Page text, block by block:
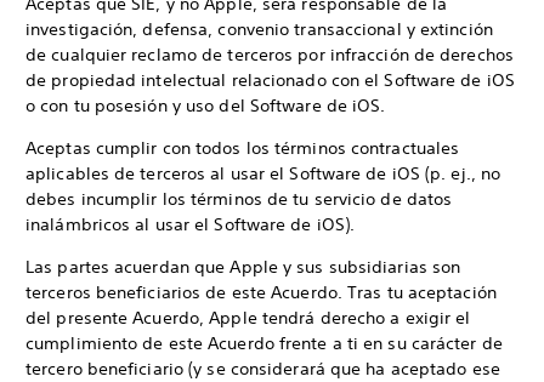
investigación, defensa, convenio transaccional y extinción
de cualquier reclamo de terceros por infracción de derechos
de propiedad intelectual relacionado con el Software de iOS
o con tu posesión y uso del Software de iOS.
Aceptas cumplir con todos los términos contractuales
aplicables de terceros al usar el Software de iOS (p. ej., no
debes incumplir los términos de tu servicio de datos
inalámbricos al usar el Software de iOS).
Las partes acuerdan que Apple y sus subsidiarias son
terceros beneficiarios de este Acuerdo. Tras tu aceptación
del presente Acuerdo, Apple tendrá derecho a exigir el
cumplimiento de este Acuerdo frente a ti en su carácter de
tercero beneficiario (y se considerará que ha aceptado ese